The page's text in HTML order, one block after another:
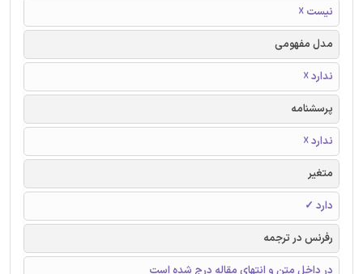
نیست ☓
مدل مفهومی
ندارد ☓
پرسشنامه
ندارد ☓
متغیر
دارد ✓
رفرنس در ترجمه
در داخل متن و انتهای مقاله درج شده است